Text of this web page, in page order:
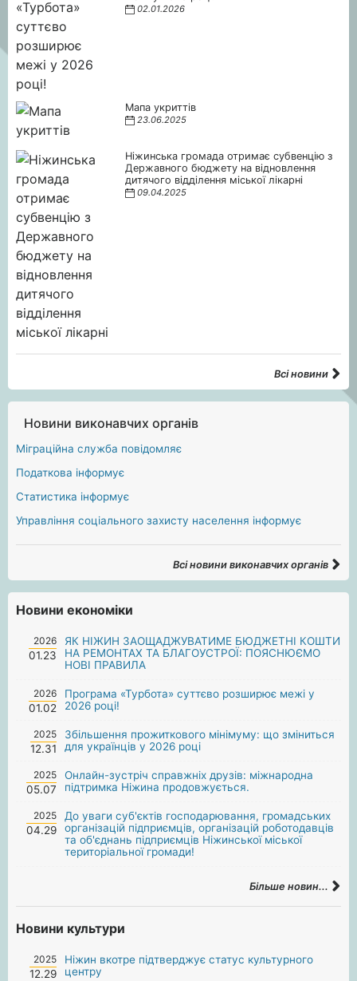
02.01.2026
Мапа укриттів
23.06.2025
Ніжинська громада отримає субвенцію з
Державного бюджету на відновлення
дитячого відділення міської лікарні
09.04.2025
Всі новини
Новини виконавчих органів
Міграційна служба повідомляє
Податкова інформує
Статистика інформує
Управління соціального захисту населення інформує
Всі новини виконавчих органів
Новини економіки
2026
01.23
ЯК НІЖИН ЗАОЩАДЖУВАТИМЕ БЮДЖЕТНІ КОШТИ
НА РЕМОНТАХ ТА БЛАГОУСТРОЇ: ПОЯСНЮЄМО
НОВІ ПРАВИЛА
2026
01.02
Програма «Турбота» суттєво розширює межі у
2026 році!
2025
12.31
Збільшення прожиткового мінімуму: що зміниться
для українців у 2026 році
2025
05.07
Онлайн-зустріч справжніх друзів: міжнародна
підтримка Ніжина продовжується.
2025
04.29
До уваги суб'єктів господарювання, громадських
організацій підприємців, організацій роботодавців
та об'єднань підприємців Ніжинської міської
територіальної громади!
Більше новин...
Новини культури
2025
12.29
Ніжин вкотре підтверджує статус культурного
центру